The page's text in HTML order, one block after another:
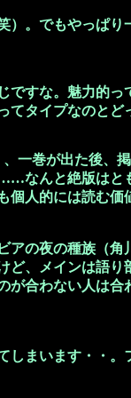
）。でもやっぱり
すな。魅力的っ
タイプなのとど
一巻が出た後、
なんと絶版はと
個人的には読む価
アの夜の種族（角
ど、メインは語り
が合わない人は合
しまいます・・。